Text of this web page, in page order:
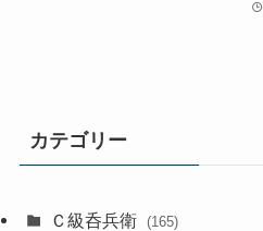
カテゴリー
Ｃ級呑兵衛 (165)